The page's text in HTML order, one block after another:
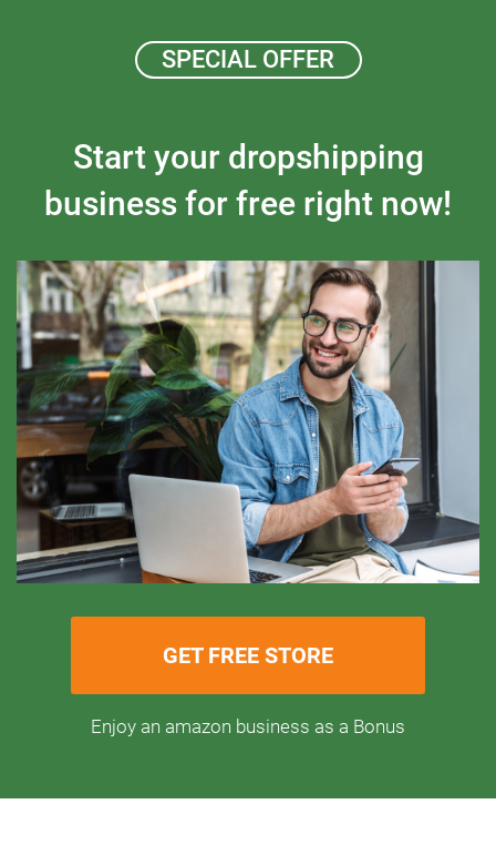
SPECIAL OFFER
Start your dropshipping
business for free right now!
GET FREE STORE
Enjoy an amazon business as a Bonus